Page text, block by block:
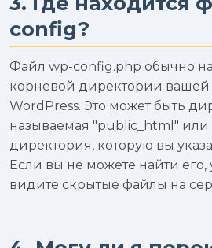
config?
Файл wp-config.php обычно
корневой директории вашей
WordPress. Это может быть
называемая "public_html" или
директория, которую вы
Если вы не можете найти его,
видите скрытые файлы на